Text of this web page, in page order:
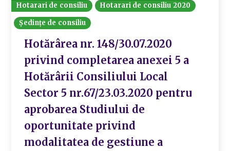
Hotarari de consiliu
Hotarari de consiliu 2020
Ședințe de consiliu
Hotărârea nr. 148/30.07.2020
privind completarea anexei 5 a
Hotărârii Consiliului Local
Sector 5 nr.67/23.03.2020 pentru
aprobarea Studiului de
oportunitate privind
modalitatea de gestiune a